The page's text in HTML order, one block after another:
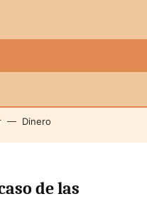
NUEVO
Dinero
de las